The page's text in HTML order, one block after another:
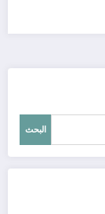
البحث